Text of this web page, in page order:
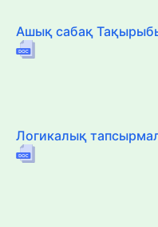
Ашық сабақ
Логикалық